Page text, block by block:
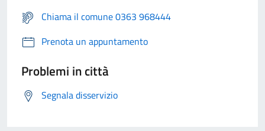
Chiama il comune 0363 968444
Prenota un appuntamento
Problemi in città
Segnala disservizio